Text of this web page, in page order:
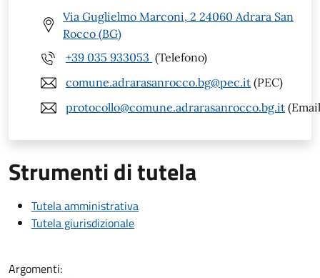
Via Guglielmo Marconi, 2 24060 Adrara San
Rocco (BG)
+39 035 933053 (Telefono)
comune.adrarasanrocco.bg@pec.it (PEC)
protocollo@comune.adrarasanrocco.bg.it
Strumenti di tutela
Tutela amministrativa
Tutela giurisdizionale
Argomenti: